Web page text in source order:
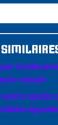
il
robusti
spazio